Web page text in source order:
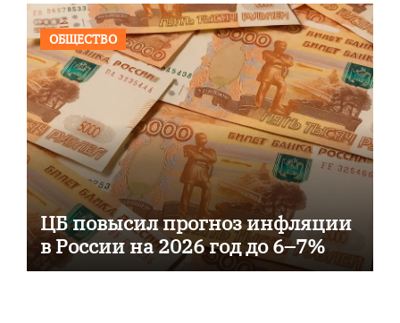
ОБЩЕСТВО
ЦБ повысил прогноз инфляции
в России на 2026 год до 6–7%